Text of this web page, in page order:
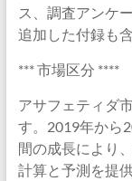
ス、調査アンケ
追加した付録も
*** 市場区分 ****
アサフェティダ
す。2019年から
間の成長により
計算と予測を提供